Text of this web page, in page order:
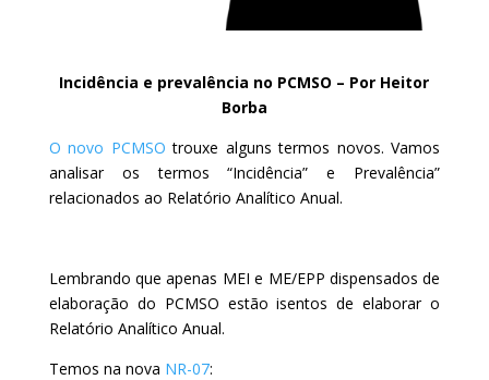
Incidência e prevalência no PCMSO – Por Heitor
Borba
O novo PCMSO trouxe alguns termos novos. Vamos
analisar os termos “Incidência” e Prevalência”
relacionados ao Relatório Analítico Anual.
Lembrando que apenas MEI e ME/EPP dispensados de
elaboração do PCMSO estão isentos de elaborar o
Relatório Analítico Anual.
Temos na nova NR-07: